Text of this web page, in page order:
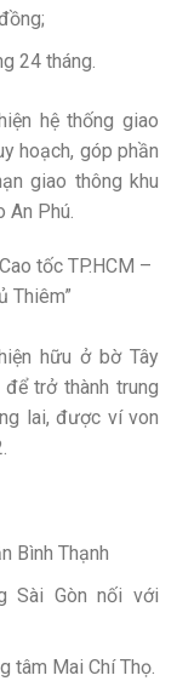
24 tháng.
hệ thống giao
hoạch, góp phần
giao thông khu
Phú.
tốc TP.HCM –
Thiêm”
hữu ở bờ Tây
trở thành trung
lai, được ví von
Bình Thạnh
Sài Gòn nối với
tâm Mai Chí Thọ.